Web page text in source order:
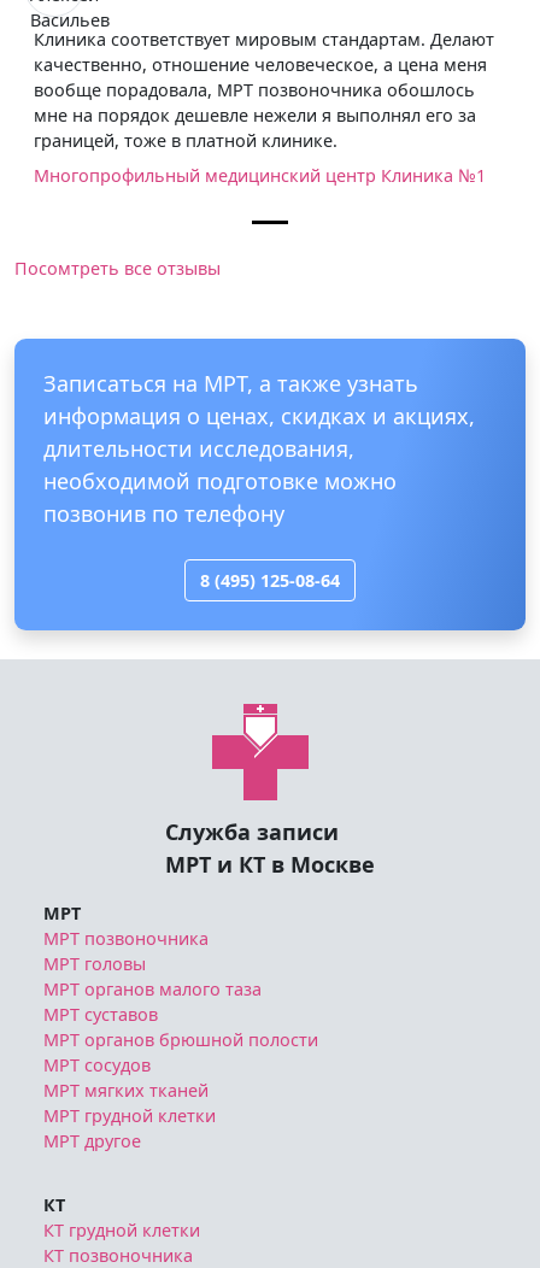
Клиника соответствует мировым стандартам. Делают
качественно, отношение человеческое, а цена меня
вообще порадовала, МРТ позвоночника обошлось
мне на порядок дешевле нежели я выполнял его за
границей, тоже в платной клинике.
Многопрофильный медицинский центр Клиника №1
Посомтреть все отзывы
Записаться на МРТ, а также узнать
информация о ценах, скидках и акциях,
длительности исследования,
необходимой подготовке можно
позвонив по телефону
8 (495) 125-08-64
Служба записи
МРТ и КТ в Москве
МРТ
МРТ позвоночника
МРТ головы
МРТ органов малого таза
МРТ суставов
МРТ органов брюшной полости
МРТ сосудов
МРТ мягких тканей
МРТ грудной клетки
МРТ другое
КТ
КТ грудной клетки
КТ позвоночника